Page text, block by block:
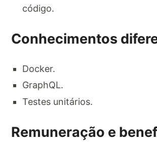
código.
Conhecimentos
Docker.
GraphQL.
Testes unitários.
Remuneração e